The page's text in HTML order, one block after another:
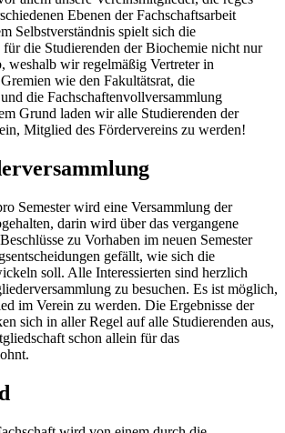
Ebenen der Fachschaftsarbeit
Selbstverständnis spielt sich die
für die Studierenden der Biochemie nicht nur
weshalb wir regelmäßig Vertreter in
wie den Fakultätsrat, die
die Fachschaftenvollversammlung
Grund laden wir alle Studierenden der
Mitglied des Fördervereins zu werden!
Semester wird eine Versammlung der
darin wird über das vergangene
zu Vorhaben im neuen Semester
gefällt, wie sich die
soll. Alle Interessierten sind herzlich
zu besuchen. Es ist möglich,
im Verein zu werden. Die Ergebnisse der
sich in aller Regel auf alle Studierenden aus,
schon allein für das